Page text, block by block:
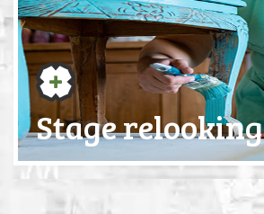
Stage relooking